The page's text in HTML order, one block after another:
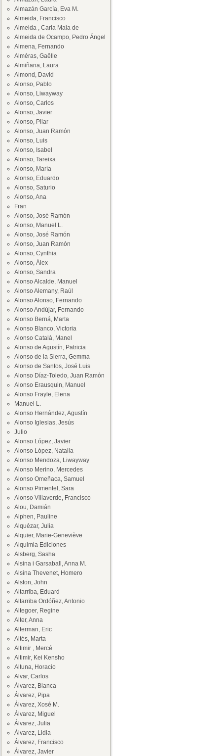
Almazán García, Eva M.
Almeida, Francisco
Almeida , Carla Maia de
Almeida de Ocampo, Pedro Ángel
Almena, Fernando
Alméras, Gaëlle
Almiñana, Laura
Almond, David
Alonso, Pablo
Alonso, Liwayway
Alonso, Carlos
Alonso, Javier
Alonso, Pilar
Alonso, Juan Ramón
Alonso, Luis
Alonso, Isabel
Alonso, Tareixa
Alonso, María
Alonso, Eduardo
Alonso, Saturio
Alonso, Ana
Fran
Alonso, José Ramón
Alonso, Manuel L.
Alonso, José Ramón
Alonso, Juan Ramón
Alonso, Cynthia
Alonso, Álex
Alonso, Sandra
Alonso Alcalde, Manuel
Alonso Alemany, Raúl
Alonso Alonso, Fernando
Alonso Andújar, Fernando
Alonso Berná, Marta
Alonso Blanco, Victoria
Alonso Català, Manel
Alonso de Agustín, Patricia
Alonso de la Sierra, Gemma
Alonso de Santos, José Luis
Alonso Díaz-Toledo, Juan Ramón
Alonso Erausquin, Manuel
Alonso Frayle, Elena
Manuel L.
Alonso Hernández, Agustín
Alonso Iglesias, Jesús
Julio
Alonso López, Javier
Alonso López, Natalia
Alonso Mendoza, Liwayway
Alonso Merino, Mercedes
Alonso Omeñaca, Samuel
Alonso Pimentel, Sara
Alonso Villaverde, Francisco
Alou, Damián
Alphen, Pauline
Alquézar, Julia
Alquier, Marie-Geneviève
Alquimia Ediciones
Alsberg, Sasha
Alsina i Garsaball, Anna M.
Alsina Thevenet, Homero
Alston, John
Altarriba, Eduard
Altarriba Ordóñez, Antonio
Altegoer, Regine
Alter, Anna
Alterman, Eric
Altés, Marta
Altimir , Mercé
Altimir, Kei Kensho
Altuna, Horacio
Alvar, Carlos
Álvarez, Blanca
Álvarez, Pipa
Álvarez, Xosé M.
Álvarez, Miguel
Álvarez, Julia
Álvarez, Lidia
Álvarez, Francisco
Álvarez, Javier